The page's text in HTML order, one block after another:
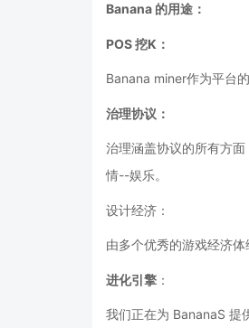
Banana 的用途：
POS 挖K：
Banana miner作为平台
治理协议：
治理涵盖协议的所有方
情--娱乐。
设计经济：
由多个优秀的游戏经济体
进化引擎 ：
我们正在为 BananaS 提